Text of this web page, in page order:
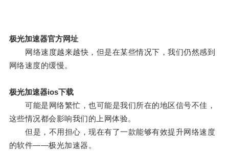
极光加速器官方网址
网络速度越来越快，但是在某些情况下，我们仍然感到
网络速度的缓慢。
极光加速器ios下载
可能是网络繁忙，也可能是我们所在的地区信号不佳，
这些情况都会影响我们的上网体验。
但是，不用担心，现在有了一款能够有效提升网络速度
的软件——极光加速器。